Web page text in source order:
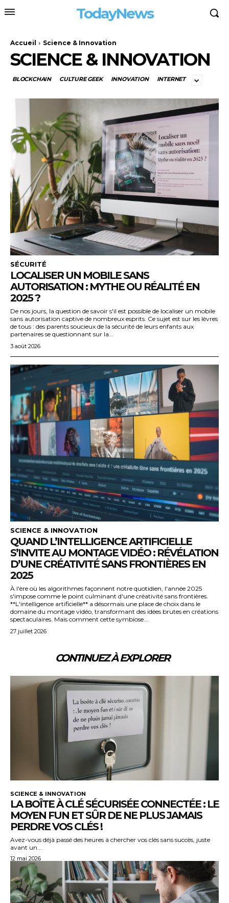
TodayNews
Accueil Science & Innovation
SCIENCE & INNOVATION
BLOCKCHAIN CULTURE GEEK INNOVATION INTERNET
SÉCURITÉ
LOCALISER UN MOBILE SANS
AUTORISATION : MYTHE OU RÉALITÉ EN
2025 ?
De nos jours, la question de savoir s'il est possible de localiser un mobile
sans autorisation captive de nombreux esprits. Ce sujet est sur les lèvres
de tous : des parents soucieux de la sécurité de leurs enfants aux
partenaires se questionnant sur la...
3 août 2026
SCIENCE & INNOVATION
QUAND L’INTELLIGENCE ARTIFICIELLE
S’INVITE AU MONTAGE VIDÉO : RÉVÉLATION
D’UNE CRÉATIVITÉ SANS FRONTIÈRES EN
2025
À l'ère où les algorithmes façonnent notre quotidien, l'année 2025
s'impose comme le point culminant d'une créativité sans frontières.
**L'intelligence artificielle** a désormais une place de choix dans le
domaine du montage vidéo, transformant des idées brutes en créations
spectaculaires. Mais comment cette symbiose...
27 juillet 2026
CONTINUEZ À EXPLORER
SCIENCE & INNOVATION
LA BOÎTE À CLÉ SÉCURISÉE CONNECTÉE : LE
MOYEN FUN ET SÛR DE NE PLUS JAMAIS
PERDRE VOS CLÉS !
Avez-vous déjà passé des heures à chercher vos clés sans succès, juste
avant un...
12 mai 2026